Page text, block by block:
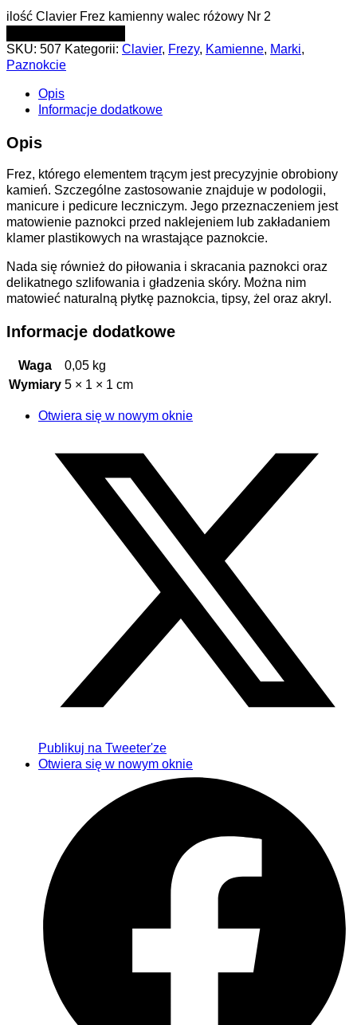
ilość Clavier Frez kamienny walec różowy Nr 2
SKU: 507 Kategorii: Clavier, Frezy, Kamienne, Marki,
Paznokcie
Opis
Informacje dodatkowe
Opis
Frez, którego elementem trącym jest precyzyjnie obrobiony
kamień. Szczególne zastosowanie znajduje w podologii,
manicure i pedicure leczniczym. Jego przeznaczeniem jest
matowienie paznokci przed naklejeniem lub zakładaniem
klamer plastikowych na wrastające paznokcie.
Nada się również do piłowania i skracania paznokci oraz
delikatnego szlifowania i gładzenia skóry. Można nim
matowieć naturalną płytkę paznokcia, tipsy, żel oraz akryl.
Informacje dodatkowe
Waga
0,05 kg
Wymiary 5 × 1 × 1 cm
Otwiera się w nowym oknie
Publikuj na Tweeter'ze
Otwiera się w nowym oknie